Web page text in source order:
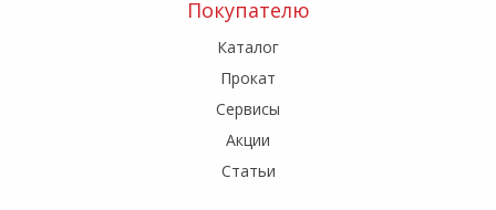
Покупателю
Каталог
Прокат
Сервисы
Акции
Статьи